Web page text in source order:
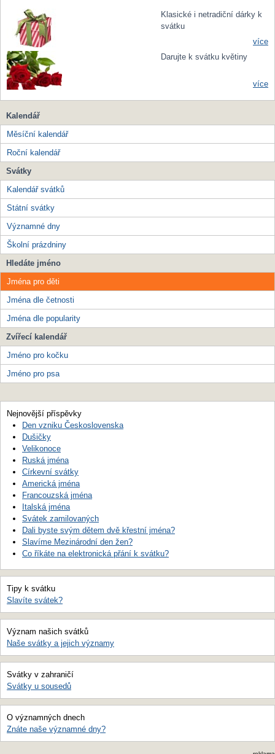
Klasické i netradiční dárky k
svátku
více
Darujte k svátku květiny
více
Kalendář
Měsíční kalendář
Roční kalendář
Svátky
Kalendář svátků
Státní svátky
Významné dny
Školní prázdniny
Hledáte jméno
Jména pro děti
Jména dle četnosti
Jména dle popularity
Zvířecí kalendář
Jméno pro kočku
Jméno pro psa
Nejnovější příspěvky
Den vzniku Československa
Dušičky
Velikonoce
Ruská jména
Církevní svátky
Americká jména
Francouzská jména
Italská jména
Svátek zamilovaných
Dali byste svým dětem dvě křestní jména?
Slavíme Mezinárodní den žen?
Co říkáte na elektronická přání k svátku?
Tipy k svátku
Slavíte svátek?
Význam našich svátků
Naše svátky a jejich významy
Svátky v zahraničí
Svátky u sousedů
O významných dnech
Znáte naše významné dny?